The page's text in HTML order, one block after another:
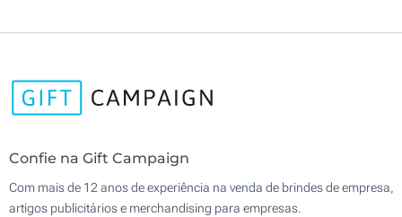
Confie na Gift Campaign
Com mais de 12 anos de experiência na venda de brindes de empresa,
artigos publicitários e merchandising para empresas.